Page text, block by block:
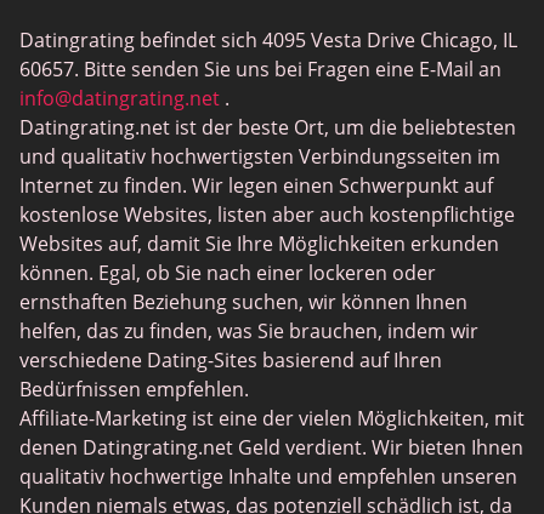
MeetMindful
BDSM Dating
BBPeopleMeet
Sugar Daddy Sites
JPeopleMeet
Trans Dating
Senior Dating Sites
MyLOL
Gay Dating
Lesbian Dating
Black Dating Sites
Datingrating befindet sich 4095 Vesta Drive Chicago, IL
60657. Bitte senden Sie uns bei Fragen eine E-Mail an
info@datingrating.net .
Datingrating.net ist der beste Ort, um die beliebtesten
und qualitativ hochwertigsten Verbindungsseiten im
Internet zu finden. Wir legen einen Schwerpunkt auf
kostenlose Websites, listen aber auch kostenpflichtige
Websites auf, damit Sie Ihre Möglichkeiten erkunden
können. Egal, ob Sie nach einer lockeren oder
ernsthaften Beziehung suchen, wir können Ihnen
helfen, das zu finden, was Sie brauchen, indem wir
verschiedene Dating-Sites basierend auf Ihren
Bedürfnissen empfehlen.
Affiliate-Marketing ist eine der vielen Möglichkeiten, mit
denen Datingrating.net Geld verdient. Wir bieten Ihnen
qualitativ hochwertige Inhalte und empfehlen unseren
Kunden niemals etwas, das potenziell schädlich ist, da